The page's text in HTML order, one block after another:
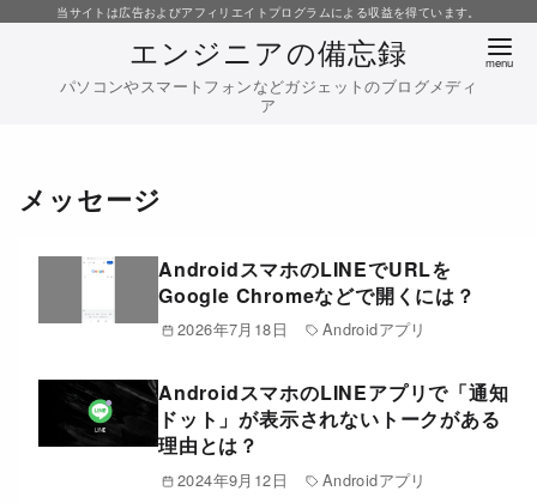
当サイトは広告およびアフィリエイトプログラムによる収益を得ています。
エンジニアの備忘録
パソコンやスマートフォンなどガジェットのブログメディ
ア
メッセージ
AndroidスマホのLINEでURLを
Google Chromeなどで開くには？
2026年7月18日 Androidアプリ
AndroidスマホのLINEアプリで「通知
ドット」が表示されないトークがある
理由とは？
2024年9月12日 Androidアプリ